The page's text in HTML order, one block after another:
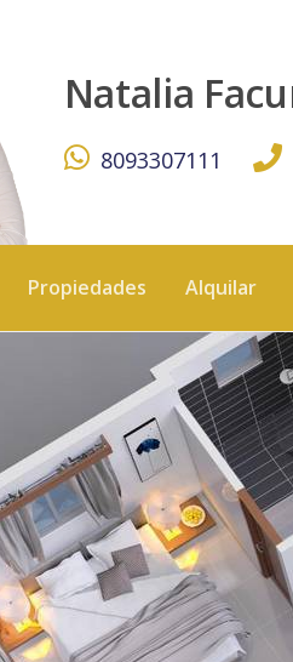
Natalia
8093307111
Propiedades Alquilar
en Residencial Vista